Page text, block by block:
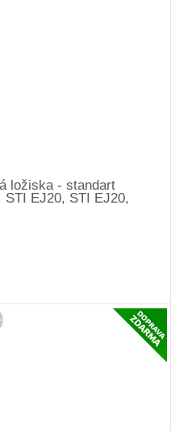
ložiska - standart
STI EJ20, STI EJ20,